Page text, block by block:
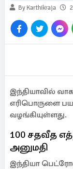
By Karthikraja
இந்தியாவில்
எரிபொருளை
வழங்கியுள்ளது.
100 சதவீத
அனுமதி
இந்தியா